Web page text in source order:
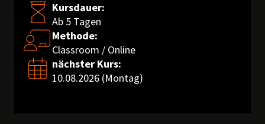
Kursdauer:
Ab 5 Tagen
Methode:
Classroom / Online
nächster Kurs:
10.08.2026 (Montag)